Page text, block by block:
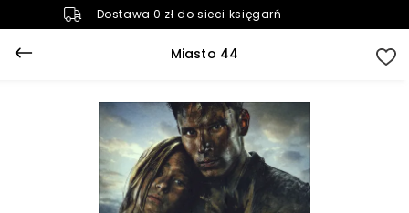
Dostawa 0 zł do sieci księgarń
Miasto 44